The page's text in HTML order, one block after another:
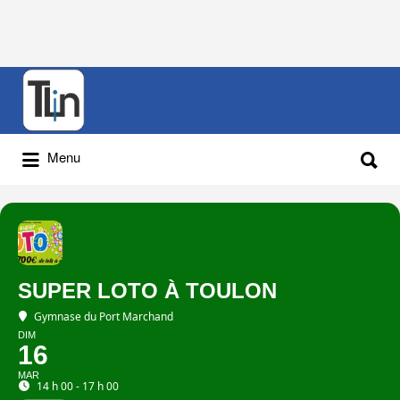
Rechercher
Menu
SUPER LOTO À TOULON
Gymnase du Port Marchand
DIM
16
MAR
14 h 00 - 17 h 00